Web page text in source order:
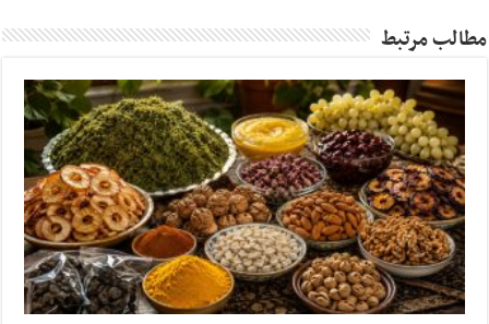
مطالب مرتبط